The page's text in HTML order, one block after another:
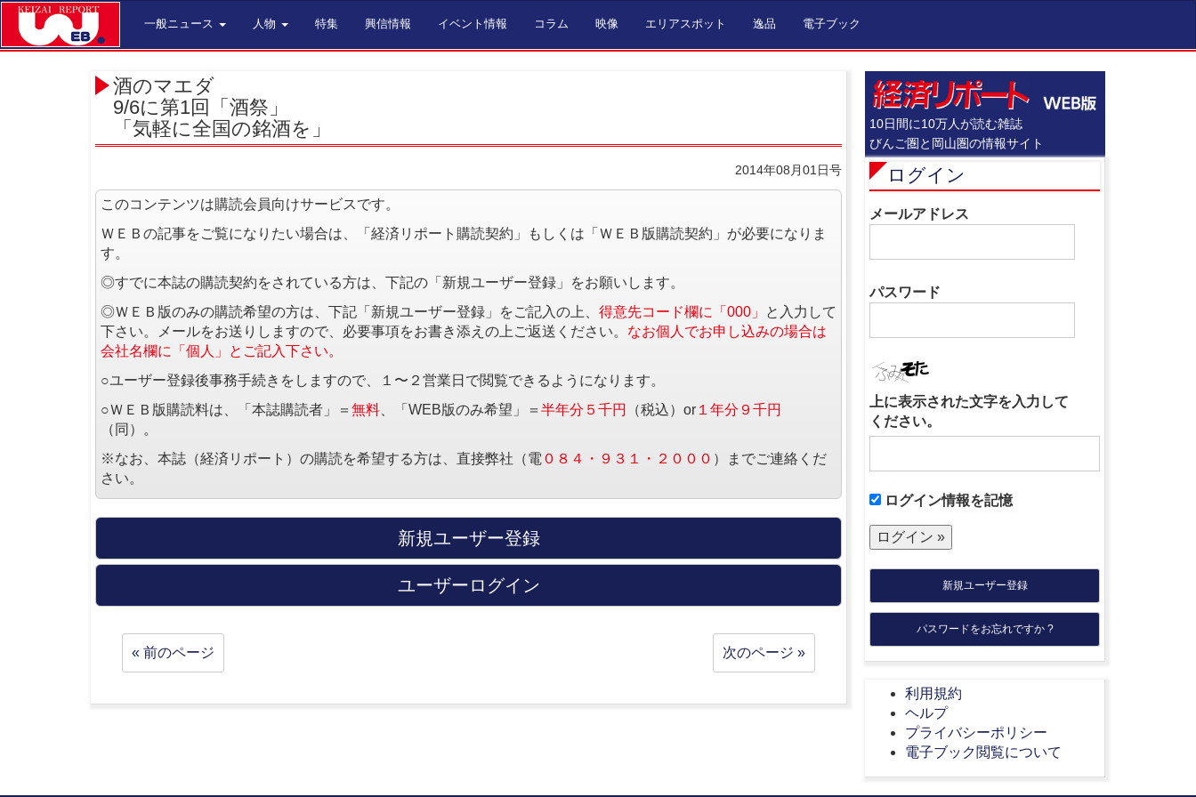
一般ニュース 人物 特集 興信情報 イベント情報 コラム 映像 エリアスポット 逸品 電子ブック
酒のマエダ
9/6に第1回「酒祭」
「気軽に全国の銘酒を」
2014年08月01日号
このコンテンツは購読会員向けサービスです。
ＷＥＢの記事をご覧になりたい場合は、「経済リポート購読契約」もしくは「ＷＥＢ版購読契約」が必要になりま
す。
◎すでに本誌の購読契約をされている方は、下記の「新規ユーザー登録」をお願いします。
◎ＷＥＢ版のみの購読希望の方は、下記「新規ユーザー登録」をご記入の上、 得意先コード欄に「000」
と入力して
下さい。メールをお送りしますので、必要事項をお書き添えの上ご返送ください。 なお個人でお申し込みの場合は
会社名欄に「個人」とご記入下さい。
○ユーザー登録後事務手続きをしますので、１〜２営業日で閲覧できるようになります。
○ＷＥＢ版購読料は、「本誌購読者」＝ 無料 、「WEB版のみ希望」＝ 半年分５千円 （税込）or １年分９千円
（同）。
※なお、本誌（経済リポート）の購読を希望する方は、直接弊社（電 ０８４・９３１・２０００ ）までご連絡くだ
さい。
新規ユーザー登録
ユーザーログイン
« 前のページ 次のページ »
10日間に10万人が読む雑誌
びんご圏と岡山圏の情報サイト
ログイン
メールアドレス
パスワード
上に表示された文字を入力して
ください。
ログイン情報を記憶
新規ユーザー登録
パスワードをお忘れですか ?
利用規約
ヘルプ
プライバシーポリシー
電子ブック閲覧について